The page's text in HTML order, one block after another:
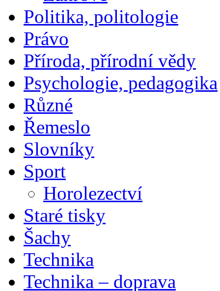
Politika, politologie
Právo
Příroda, přírodní vědy
Psychologie, pedagogika
Různé
Řemeslo
Slovníky
Sport
Horolezectví
Staré tisky
Šachy
Technika
Technika – doprava